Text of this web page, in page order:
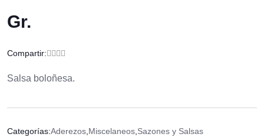
Gr.
Compartir:
Salsa boloñesa.
Categorías:Aderezos Miscelaneos Sazones y Salsas